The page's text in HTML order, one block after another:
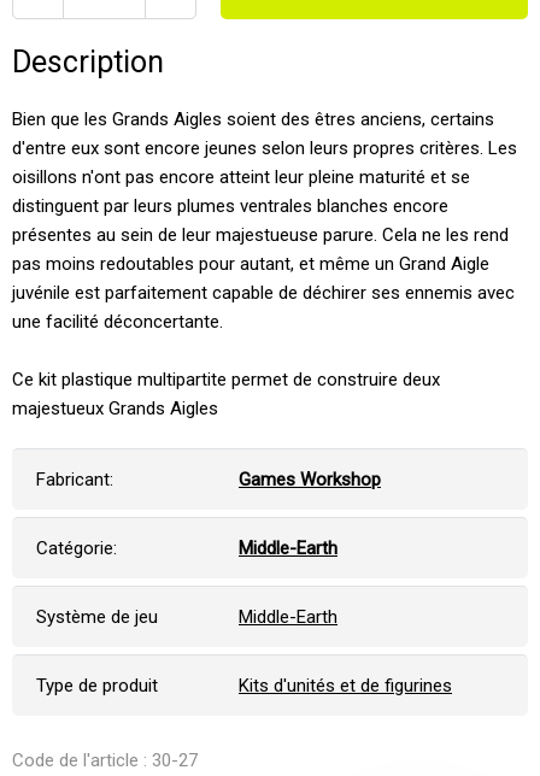
Description
Bien que les Grands Aigles soient des êtres anciens, certains
d'entre eux sont encore jeunes selon leurs propres critères. Les
oisillons n'ont pas encore atteint leur pleine maturité et se
distinguent par leurs plumes ventrales blanches encore
présentes au sein de leur majestueuse parure. Cela ne les rend
pas moins redoutables pour autant, et même un Grand Aigle
juvénile est parfaitement capable de déchirer ses ennemis avec
une facilité déconcertante.
Ce kit plastique multipartite permet de construire deux
majestueux Grands Aigles
Fabricant: Games Workshop
Catégorie: Middle-Earth
Système de jeu Middle-Earth
Type de produit Kits d'unités et de figurines
Code de l'article : 30-27